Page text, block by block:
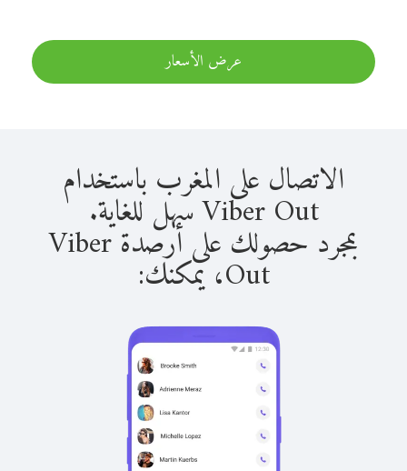
عرض الأسعار
الاتصال على المغرب باستخدام
Viber Out سهل للغاية.
بمجرد حصولك على أرصدة Viber
Out، يمكنك: